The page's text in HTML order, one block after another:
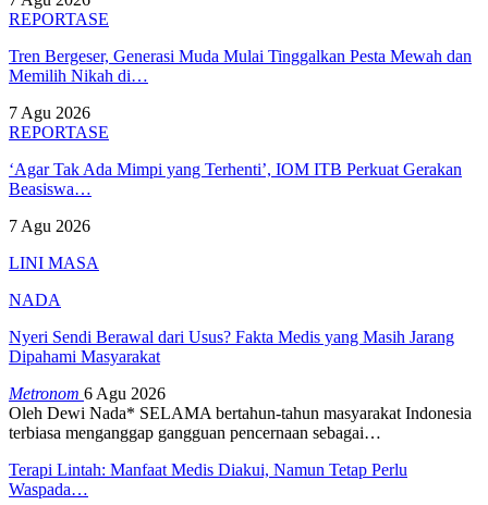
REPORTASE
Tren Bergeser, Generasi Muda Mulai Tinggalkan Pesta Mewah dan
Memilih Nikah di…
7 Agu 2026
REPORTASE
‘Agar Tak Ada Mimpi yang Terhenti’, IOM ITB Perkuat Gerakan
Beasiswa…
7 Agu 2026
LINI MASA
NADA
Nyeri Sendi Berawal dari Usus? Fakta Medis yang Masih Jarang
Dipahami Masyarakat
Metronom 6 Agu 2026
Oleh Dewi Nada* SELAMA bertahun-tahun masyarakat Indonesia
terbiasa menganggap gangguan pencernaan sebagai…
Terapi Lintah: Manfaat Medis Diakui, Namun Tetap Perlu
Waspada…